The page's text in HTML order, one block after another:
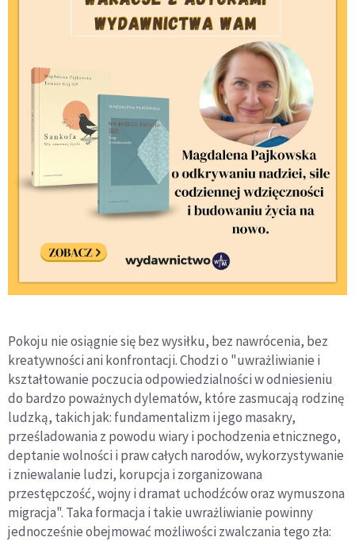
Pokoju nie osiągnie się bez wysiłku, bez nawrócenia, bez
kreatywności ani konfrontacji. Chodzi o "uwrażliwianie i
kształtowanie poczucia odpowiedzialności w odniesieniu
do bardzo poważnych dylematów, które zasmucają rodzinę
ludzką, takich jak: fundamentalizm i jego masakry,
prześladowania z powodu wiary i pochodzenia etnicznego,
deptanie wolności i praw całych narodów, wykorzystywanie
i zniewalanie ludzi, korupcja i zorganizowana
przestępczość, wojny i dramat uchodźców oraz wymuszona
migracja". Taka formacja i takie uwrażliwianie powinny
jednocześnie obejmować możliwości zwalczania tego zła: